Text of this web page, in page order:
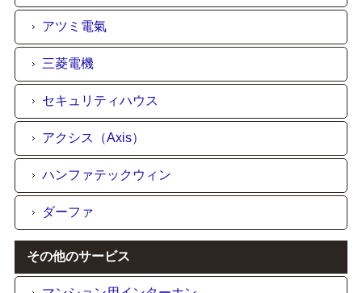
アツミ電氣
三菱電機
セキュリティハウス
アクシス（Axis）
ハンファテックウィン
ダーファ
その他のサービス